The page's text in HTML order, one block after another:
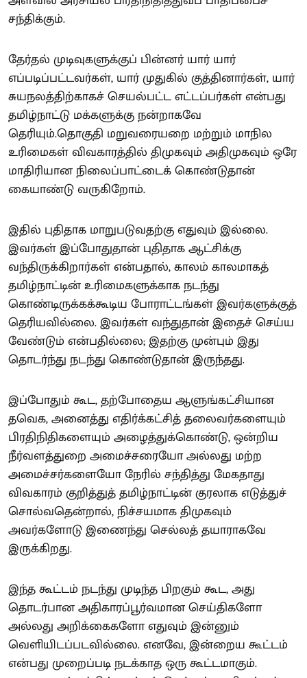
சந்திக்கும்.
தேர்தல் முடிவுகளுக்குப் பின்னர் யார் யார்
எப்படிப்பட்டவர்கள், யார் முதுகில் குத்தினார்கள், யார்
சுயநலத்திற்காகச் செயல்பட்ட எட்டப்பர்கள் என்பது
தமிழ்நாட்டு மக்களுக்கு நன்றாகவே
தெரியும்.தொகுதி மறுவரையறை மற்றும் மாநில
உரிமைகள் விவகாரத்தில் திமுகவும் அதிமுகவும் ஒரே
மாதிரியான நிலைப்பாட்டைக் கொண்டுதான்
கையாண்டு வருகிறோம்.
இதில் புதிதாக மாறுபடுவதற்கு எதுவும் இல்லை.
இவர்கள் இப்போதுதான் புதிதாக ஆட்சிக்கு
வந்திருக்கிறார்கள் என்பதால், காலம் காலமாகத்
தமிழ்நாட்டின் உரிமைகளுக்காக நடந்து
கொண்டிருக்கக்கூடிய போராட்டங்கள் இவர்களுக்குத்
தெரியவில்லை. இவர்கள் வந்துதான் இதைச் செய்ய
வேண்டும் என்பதில்லை; இதற்கு முன்பும் இது
தொடர்ந்து நடந்து கொண்டுதான் இருந்தது.
இப்போதும் கூட, தற்போதைய ஆளுங்கட்சியான
தவெக, அனைத்து எதிர்க்கட்சித் தலைவர்களையும்
பிரதிநிதிகளையும் அழைத்துக்கொண்டு, ஒன்றிய
நீர்வளத்துறை அமைச்சரையோ அல்லது மற்ற
அமைச்சர்களையோ நேரில் சந்தித்து மேகதாது
விவகாரம் குறித்துத் தமிழ்நாட்டின் குரலாக எடுத்துச்
சொல்வதென்றால், நிச்சயமாக திமுகவும்
அவர்களோடு இணைந்து செல்லத் தயாராகவே
இருக்கிறது.
இந்த கூட்டம் நடந்து முடிந்த பிறகும் கூட, அது
தொடர்பான அதிகாரப்பூர்வமான செய்திகளோ
அல்லது அறிக்கைகளோ எதுவும் இன்னும்
வெளியிடப்படவில்லை. எனவே, இன்றைய கூட்டம்
என்பது முறைப்படி நடக்காத ஒரு கூட்டமாகும்.